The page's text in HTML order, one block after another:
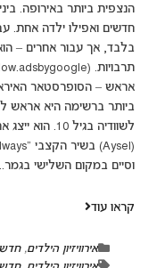
הנצפית ביותר באירופה.
חדשים ואפילו ילדה אחת.
בלבד, אך עבור אחרים –
אראש – הסופרסטאר
וסיים במקום השלישי
קראו עוד
אירוויזיון הילדים,